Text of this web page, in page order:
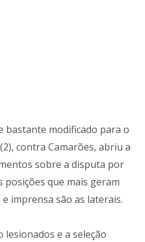
bastante modificado para o
contra Camarões, abriu a
sobre a disputa por
posições que mais geram
imprensa são as laterais.
lesionados e a seleção